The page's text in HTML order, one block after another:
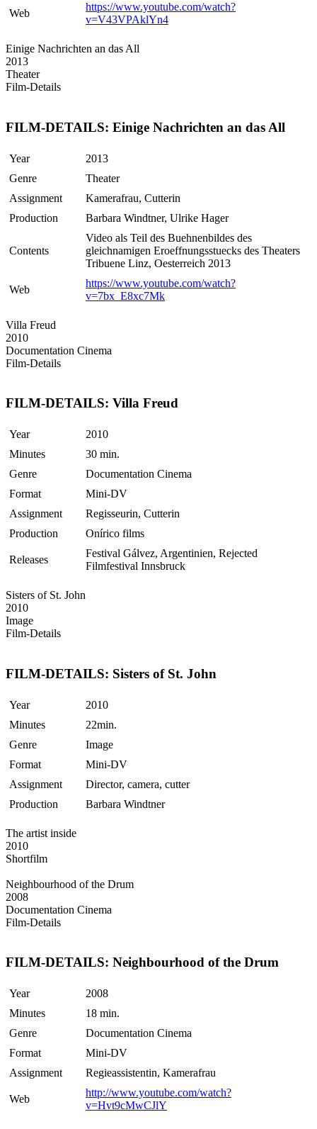
Web
https://www.youtube.com/watch?
v=V43VPAklYn4
Einige Nachrichten an das All
2013
Theater
Film-Details
FILM-DETAILS: Einige Nachrichten an das All
Year
2013
Genre
Theater
Assignment
Kamerafrau, Cutterin
Production
Barbara Windtner, Ulrike Hager
Contents
Video als Teil des Buehnenbildes des
gleichnamigen Eroeffnungsstuecks des Theaters
Tribuene Linz, Oesterreich 2013
Web
https://www.youtube.com/watch?
v=7bx_E8xc7Mk
Villa Freud
2010
Documentation Cinema
Film-Details
FILM-DETAILS: Villa Freud
Year
2010
Minutes
30 min.
Genre
Documentation Cinema
Format
Mini-DV
Assignment
Regisseurin, Cutterin
Production
Onírico films
Releases
Festival Gálvez, Argentinien, Rejected
Filmfestival Innsbruck
Sisters of St. John
2010
Image
Film-Details
FILM-DETAILS: Sisters of St. John
Year
2010
Minutes
22min.
Genre
Image
Format
Mini-DV
Assignment
Director, camera, cutter
Production
Barbara Windtner
The artist inside
2010
Shortfilm
Neighbourhood of the Drum
2008
Documentation Cinema
Film-Details
FILM-DETAILS: Neighbourhood of the Drum
Year
2008
Minutes
18 min.
Genre
Documentation Cinema
Format
Mini-DV
Assignment
Regieassistentin, Kamerafrau
Web
http://www.youtube.com/watch?
v=Hvt9cMwCJlY